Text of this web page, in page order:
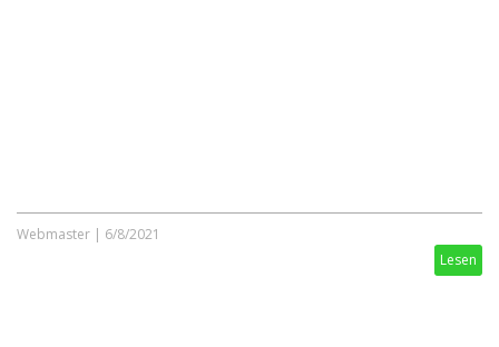
Webmaster | 6/8/2021
Lesen